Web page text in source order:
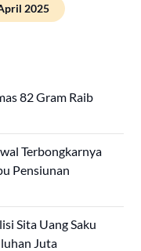
2025
82 Gram Raib
Terbongkarnya
Pensiunan
Sita Uang Saku
Juta